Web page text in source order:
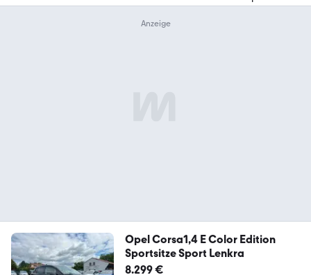
Opel Corsa1,4 E Color Edition
Sportsitze Sport Lenkra
8.299 €